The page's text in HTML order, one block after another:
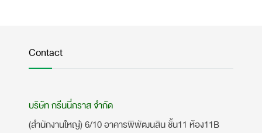
Contact
บริษัท กรีนนี่กราส จำกัด
(สำนักงานใหญ่) 6/10 อาคารพิพัฒนสิน ชั้น11 ห้อง11B